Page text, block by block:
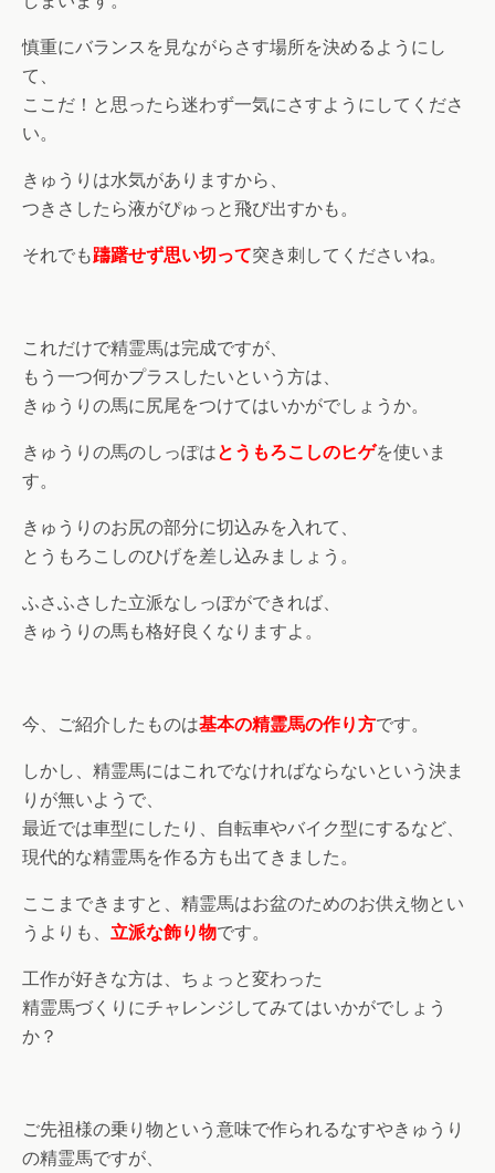
慎重にバランスを見ながらさす場所を決めるようにし
て、
ここだ！と思ったら迷わず一気にさすようにしてくださ
い。
きゅうりは水気がありますから、
つきさしたら液がぴゅっと飛び出すかも。
それでも躊躇せず思い切って突き刺してくださいね。
これだけで精霊馬は完成ですが、
もう一つ何かプラスしたいという方は、
きゅうりの馬に尻尾をつけてはいかがでしょうか。
きゅうりの馬のしっぽはとうもろこしのヒゲを使いま
す。
きゅうりのお尻の部分に切込みを入れて、
とうもろこしのひげを差し込みましょう。
ふさふさした立派なしっぽができれば、
きゅうりの馬も格好良くなりますよ。
今、ご紹介したものは基本の精霊馬の作り方です。
しかし、精霊馬にはこれでなければならないという決ま
りが無いようで、
最近では車型にしたり、自転車やバイク型にするなど、
現代的な精霊馬を作る方も出てきました。
ここまできますと、精霊馬はお盆のためのお供え物とい
うよりも、 立派な飾り物です。
工作が好きな方は、ちょっと変わった
精霊馬づくりにチャレンジしてみてはいかがでしょう
か？
ご先祖様の乗り物という意味で作られるなすやきゅうり
の精霊馬ですが、